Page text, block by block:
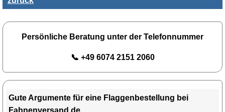
Persönliche Beratung unter der Telefonnummer
📞 +49 6074 2151 2060
Gute Argumente für eine Flaggenbestellung bei
Fahnenversand.de